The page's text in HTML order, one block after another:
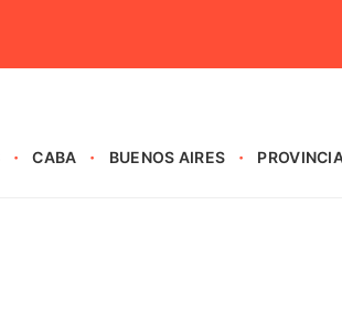
CABA BUENOS AIRES